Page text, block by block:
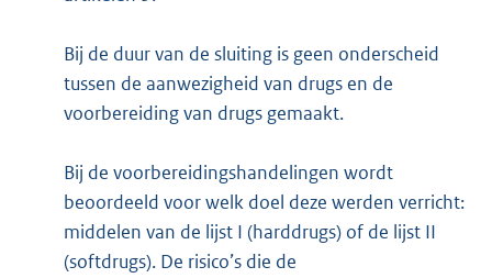
Bij de duur van de sluiting is geen onderscheid
tussen de aanwezigheid van drugs en de
voorbereiding van drugs gemaakt.
Bij de voorbereidingshandelingen wordt
beoordeeld voor welk doel deze werden verricht:
middelen van de lijst I (harddrugs) of de lijst II
(softdrugs). De risico’s die de